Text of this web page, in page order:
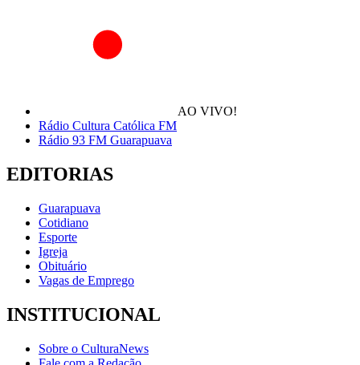
AO VIVO!
Rádio Cultura Católica FM
Rádio 93 FM Guarapuava
EDITORIAS
Guarapuava
Cotidiano
Esporte
Igreja
Obituário
Vagas de Emprego
INSTITUCIONAL
Sobre o CulturaNews